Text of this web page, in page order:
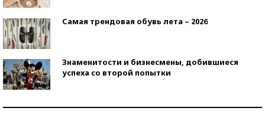
Самая трендовая обувь лета – 2026
Знаменитости и бизнесмены, добившиеся
успеха со второй попытки